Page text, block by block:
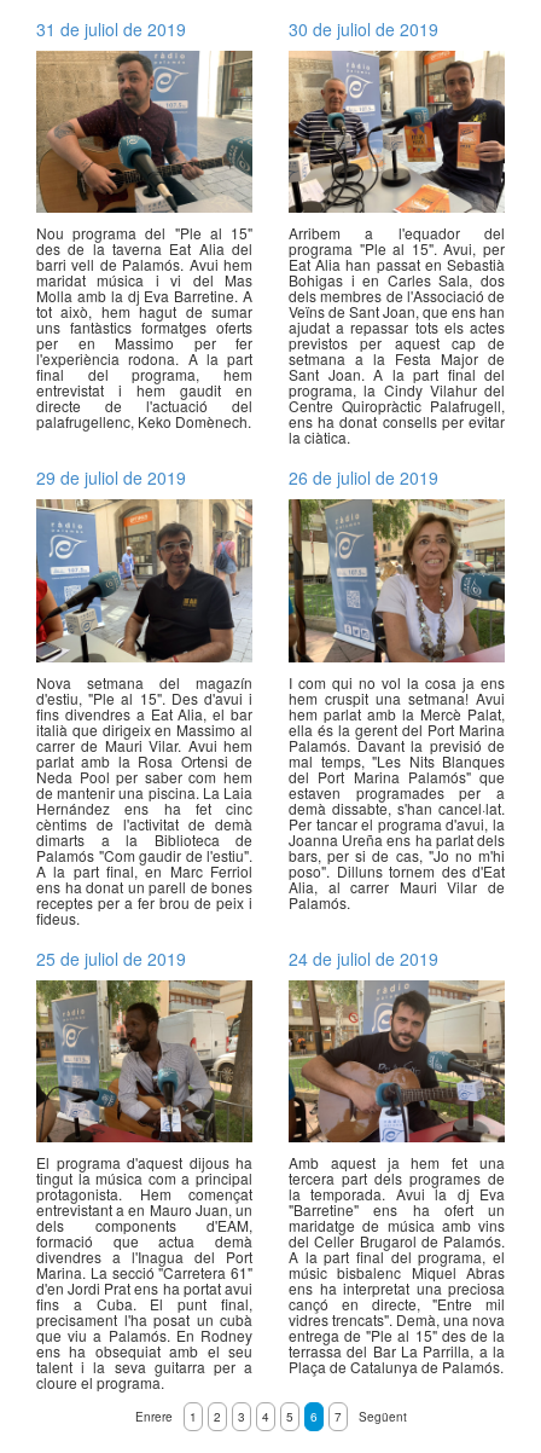
31 de juliol de 2019
Nou programa del "Ple al 15"
des de la taverna Eat Alia del
barri vell de Palamós. Avui hem
maridat música i vi del Mas
Molla amb la dj Eva Barretine. A
tot això, hem hagut de sumar
uns fantàstics formatges oferts
per en Massimo per fer
l'experiència rodona. A la part
final del programa, hem
entrevistat i hem gaudit en
directe de l'actuació del
palafrugellenc, Keko Domènech.
30 de juliol de 2019
Arribem a l'equador del
programa "Ple al 15". Avui, per
Eat Alia han passat en Sebastià
Bohigas i en Carles Sala, dos
dels membres de l'Associació de
Veïns de Sant Joan, que ens han
ajudat a repassar tots els actes
previstos per aquest cap de
setmana a la Festa Major de
Sant Joan. A la part final del
programa, la Cindy Vilahur del
Centre Quiropràctic Palafrugell,
ens ha donat consells per evitar
la ciàtica.
29 de juliol de 2019
Nova setmana del magazín
d'estiu, "Ple al 15". Des d'avui i
fins divendres a Eat Alia, el bar
italià que dirigeix en Massimo al
carrer de Mauri Vilar. Avui hem
parlat amb la Rosa Ortensi de
Neda Pool per saber com hem
de mantenir una piscina. La Laia
Hernández ens ha fet cinc
cèntims de l'activitat de demà
dimarts a la Biblioteca de
Palamós "Com gaudir de l'estiu".
A la part final, en Marc Ferriol
ens ha donat un parell de bones
receptes per a fer brou de peix i
fideus.
26 de juliol de 2019
I com qui no vol la cosa ja ens
hem cruspit una setmana! Avui
hem parlat amb la Mercè Palat,
ella és la gerent del Port Marina
Palamós. Davant la previsió de
mal temps, "Les Nits Blanques
del Port Marina Palamós" que
estaven programades per a
demà dissabte, s'han cancel·lat.
Per tancar el programa d'avui, la
Joanna Ureña ens ha parlat dels
bars, per si de cas, "Jo no m'hi
poso". Dilluns tornem des d'Eat
Alia, al carrer Mauri Vilar de
Palamós.
25 de juliol de 2019
El programa d'aquest dijous ha
tingut la música com a principal
protagonista. Hem començat
entrevistant a en Mauro Juan, un
dels components d'EAM,
formació que actua demà
divendres a l'Inagua del Port
Marina. La secció "Carretera 61"
d'en Jordi Prat ens ha portat avui
fins a Cuba. El punt final,
precisament l'ha posat un cubà
que viu a Palamós. En Rodney
ens ha obsequiat amb el seu
talent i la seva guitarra per a
cloure el programa.
24 de juliol de 2019
Amb aquest ja hem fet una
tercera part dels programes de
la temporada. Avui la dj Eva
"Barretine" ens ha ofert un
maridatge de música amb vins
del Celler Brugarol de Palamós.
A la part final del programa, el
músic bisbalenc Miquel Abras
ens ha interpretat una preciosa
cançó en directe, "Entre mil
vidres trencats". Demà, una nova
entrega de "Ple al 15" des de la
terrassa del Bar La Parrilla, a la
Plaça de Catalunya de Palamós.
Enrere 1 2 3 4 5 6 7 Següent